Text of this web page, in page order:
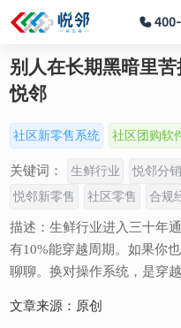
别人在长期黑暗里
悦邻
社区新零售系统 社区团购软
关键词： 生鲜行业 悦邻分销
悦邻新零售
社区零售 合规
描述：生鲜行业进入三十年
有10%能穿越周期。如果你
聊聊。换对操作系统，是穿越
文章来源：原创